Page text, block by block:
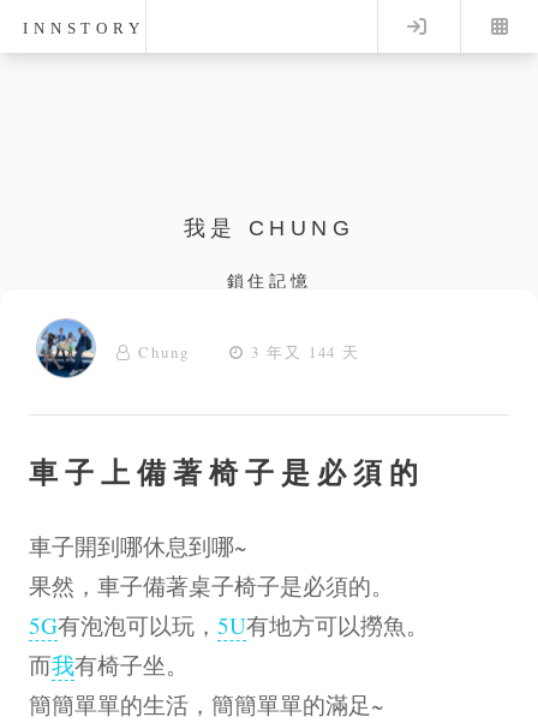
INNSTORY Log in
我是 CHUNG
鎖住記憶
Chung 3 年又 144 天
車子上備著椅子是必須的
車子開到哪休息到哪~
果然，車子備著桌子椅子是必須的。
5G有泡泡可以玩， 5U有地方可以撈魚。
而我有椅子坐。
簡簡單單的生活，簡簡單單的滿足~